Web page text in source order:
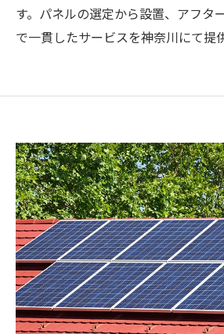
す。パネルの選定から設置、アフタ
で一貫したサービスを神奈川にて提